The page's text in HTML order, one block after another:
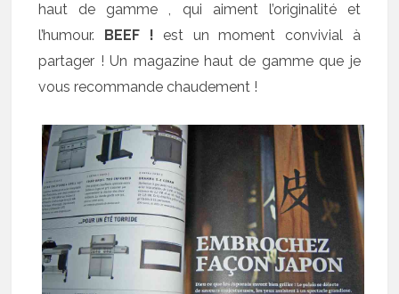
haut de gamme , qui aiment l’originalité et
l’humour.
BEEF ! est un moment convivial à
partager ! Un magazine haut de gamme que je
vous recommande chaudement !